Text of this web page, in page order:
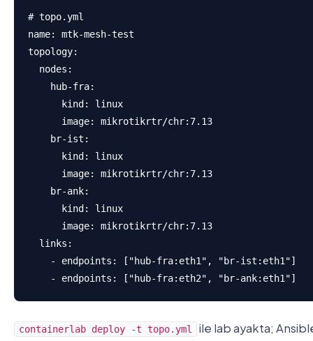
# topo.yml
name: mtk-mesh-test
topology:
  nodes:
    hub-fra:
      kind: linux
      image: mikrotikrtr/chr:7.13
    br-ist:
      kind: linux
      image: mikrotikrtr/chr:7.13
    br-ank:
      kind: linux
      image: mikrotikrtr/chr:7.13
  links:
    - endpoints: ["hub-fra:eth1", "br-ist:eth1"]
    - endpoints: ["hub-fra:eth2", "br-ank:eth1"]
containerlab deploy -t topo.yml ile lab ayakta;